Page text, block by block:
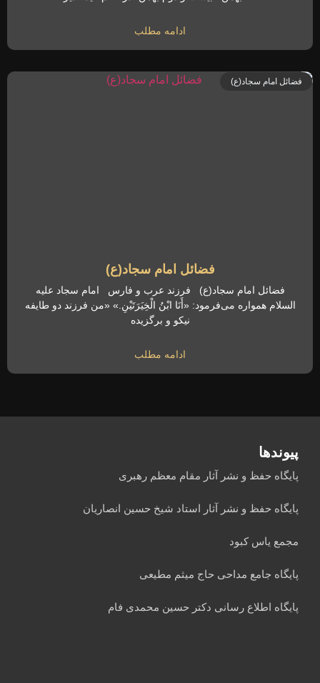
ادامه مطلب
فضائل امام سجاد(ع)
فضائل امام سجاد(ع)
فضائل امام سجاد(ع) فرزند عرب و فارس امام سجاد علیه
السلام همواره می‌فرمود: «أَنَا ابْنُ الْخِیَرَتَیْنِ.» «من فرزند دو طایفه
نیکو و برگزیده
ادامه مطلب
پیوندها
پایگاه حفظ و نشر آثار مقام معظم رهبری
پایگاه حفظ و نشر آثار استاد شیخ حسین انصاریان
مجمع یاس کبود
پایگاه جامع مداحی حاج میثم مطیعی
پایگاه اطلاع رسانی دکتر حسین محمدی فام